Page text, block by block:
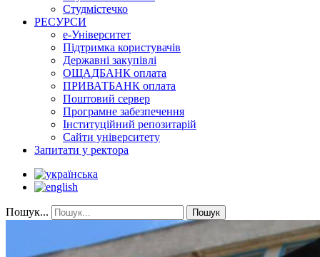
Студмістечко
РЕСУРСИ
е-Університет
Підтримка користувачів
Державні закупівлі
ОЩАДБАНК оплата
ПРИВАТБАНК оплата
Поштовий сервер
Програмне забезпечення
Інституційний репозитарій
Сайти університету
Запитати у ректора
Пошук... Пошук